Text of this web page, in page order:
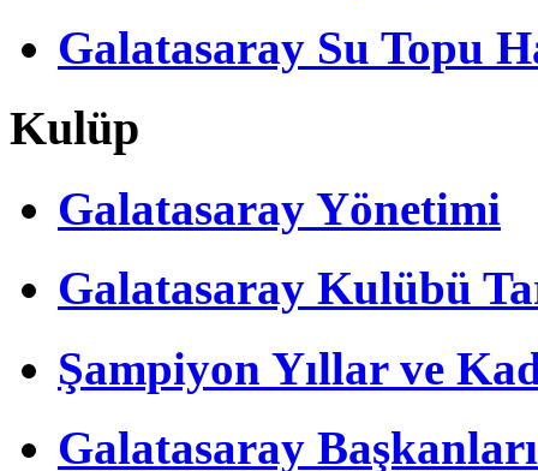
Galatasaray Su Topu
Kulüp
Galatasaray Yönetimi
Galatasaray Kulübü
Şampiyon Yıllar ve
Galatasaray Başkanları